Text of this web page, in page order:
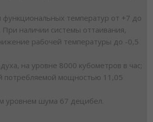
функциональных температур от +7 до
При наличии системы оттаивания,
рабочей температуры до -0,5
на уровне 8000 кубометров в час;
потребляемой мощностью 11,05
уровнем шума 67 децибел.